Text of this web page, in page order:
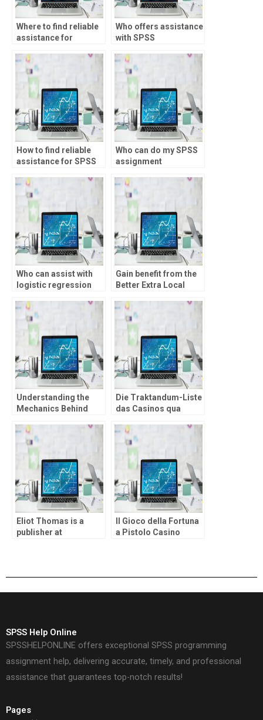
Where to find reliable
assistance for
Control homework?
Who offers assistance
with SPSS
How to find reliable
assistance for SPSS
Who can do my SPSS
assignment
quickly?
Who can assist with
logistic regression
assignments?
Gain benefit from the
Better Extra Local
within Bambet
Understanding the
Mechanics Behind
A Closer Look at
Chicken Road Legit
Games
Die Traktandum-Liste
das Casinos qua
Kundenbetreuung
Eliot Thomas is a
publisher at
will casino poker
Il Gioco della Fortuna
a Pistolo Casino
SPSS Help Online
SPSSHELPONLINE offers exceptional SPSS programming
assignment help, delivering accurate, timely, and professional
assistance that guarantees top-notch results!
Pages